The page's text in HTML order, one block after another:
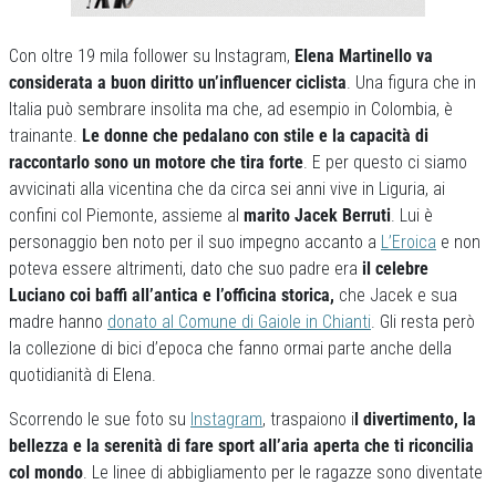
Con oltre 19 mila follower su Instagram, Elena Martinello va
considerata a buon diritto un’influencer ciclista. Una figura che in
Italia può sembrare insolita ma che, ad esempio in Colombia, è
trainante. Le donne che pedalano con stile e la capacità di
raccontarlo sono un motore che tira forte. E per questo ci siamo
avvicinati alla vicentina che da circa sei anni vive in Liguria, ai
confini col Piemonte, assieme al marito Jacek Berruti. Lui è
personaggio ben noto per il suo impegno accanto a L’Eroica e non
poteva essere altrimenti, dato che suo padre era il celebre
Luciano coi baffi all’antica e l’officina storica, che Jacek e sua
madre hanno donato al Comune di Gaiole in Chianti. Gli resta però
la collezione di bici d’epoca che fanno ormai parte anche della
quotidianità di Elena.
Scorrendo le sue foto su Instagram, traspaiono il divertimento, la
bellezza e la serenità di fare sport all’aria aperta che ti riconcilia
col mondo. Le linee di abbigliamento per le ragazze sono diventate